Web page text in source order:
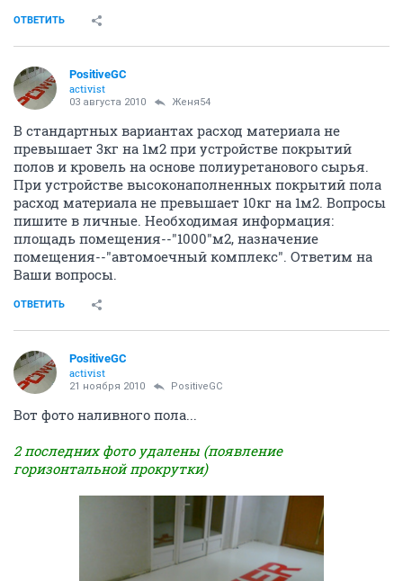
ОТВЕТИТЬ
PositiveGC
activist
03 августа 2010 Женя54
В стандартных вариантах расход материала не
превышает 3кг на 1м2 при устройстве покрытий
полов и кровель на основе полиуретанового сырья.
При устройстве высоконаполненных покрытий пола
расход материала не превышает 10кг на 1м2. Вопросы
пишите в личные. Необходимая информация:
площадь помещения--"1000"м2, назначение
помещения--"автомоечный комплекс". Ответим на
Ваши вопросы.
ОТВЕТИТЬ
PositiveGC
activist
21 ноября 2010 PositiveGC
Вот фото наливного пола...
2 последних фото удалены (появление
горизонтальной прокрутки)